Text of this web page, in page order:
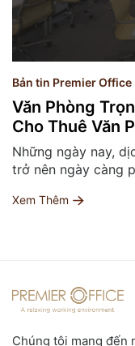
Bản tin Premier Office
Văn Phòng
Cho Thuê Văn
Những ngày nay,
trở nên ngày càng
Xem Thêm
Chúng tôi mang đến